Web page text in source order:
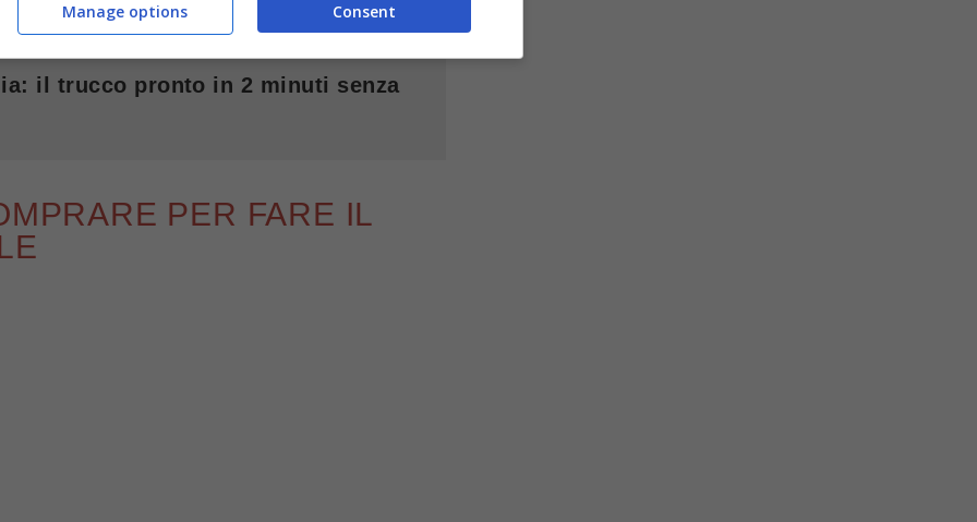
il trucco pronto in 2 minuti senza
PER FARE IL
Consent
Manage options